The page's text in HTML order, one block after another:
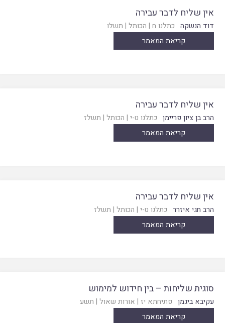
אין שליח לדבר עבירה
דוד הנשקה כתלנו ח | הכותל | תשלו
קריאת המאמר
אין שליח לדבר עבירה
הרב בן ציון פריימן כתלנו ט-י | הכותל | תשלז
קריאת המאמר
אין שליח לדבר עבירה
הרב חגי איזרר כתלנו ט-י | הכותל | תשלז
קריאת המאמר
סוגית שליחות – בין חידוש למימוש
עקיבא ביגמן פתיחתא יז | אורות שאול | תשע
קריאת המאמר